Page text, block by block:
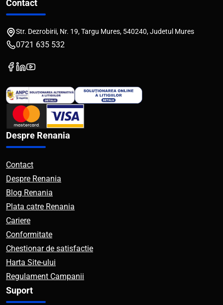
Contact
Str. Dezrobirii, Nr. 19, Targu Mures, 540240, Judetul Mures
0721 635 532
Despre Renania
Contact
Despre Renania
Blog Renania
Plata catre Renania
Cariere
Conformitate
Chestionar de satisfactie
Harta Site-ului
Regulament Campanii
Suport